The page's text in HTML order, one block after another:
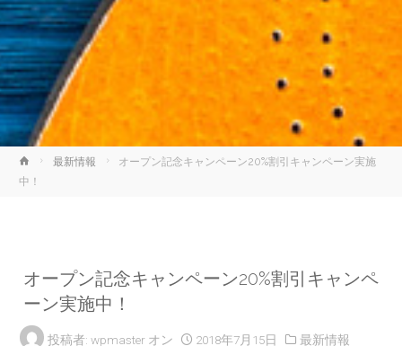
ホ
ー
最新情報
オープン記念キャンペーン20%割引キャンペーン実施
中！
オープン記念キャンペーン20%割引キャンペ
ーン実施中！
投稿者: wpmaster オン 2018年7月15日 最新情報